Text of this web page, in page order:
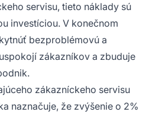
servisu, tieto náklady sú
investíciou. V konečnom
bezproblémovú a
zákazníkov a zbuduje
zákazníckeho servisu
naznačuje, že zvýšenie o 2%